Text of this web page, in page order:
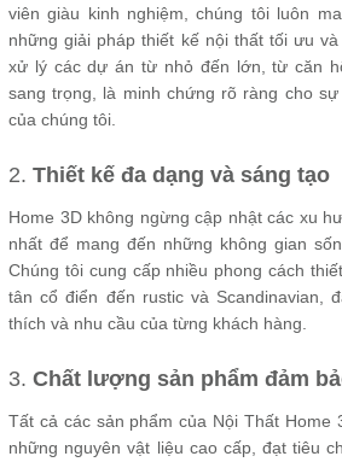
viên giàu kinh nghiệm, chúng tôi luôn
những giải pháp thiết kế nội thất tối ưu
xử lý các dự án từ nhỏ đến lớn, từ căn
sang trọng, là minh chứng rõ ràng cho
của chúng tôi.
2. Thiết kế đa dạng và sáng tạo
Home 3D không ngừng cập nhật các xu
nhất để mang đến những không gian
Chúng tôi cung cấp nhiều phong cách
tân cổ điển đến rustic và Scandinavian,
thích và nhu cầu của từng khách hàng.
3. Chất lượng sản phẩm đảm
Tất cả các sản phẩm của Nội Thất Home
những nguyên vật liệu cao cấp, đạt tiêu